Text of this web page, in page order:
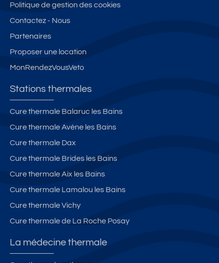
Politique de gestion des cookies
Contactez - Nous
Partenaires
Proposer une location
MonRendezVousVeto
Stations thermales
Cure thermale Balaruc les Bains
Cure thermale Avène les Bains
Cure thermale Dax
Cure thermale Brides les Bains
Cure thermale Aix les Bains
Cure thermale Lamalou les Bains
Cure thermale Vichy
Cure thermale de La Roche Posay
La médecine thermale